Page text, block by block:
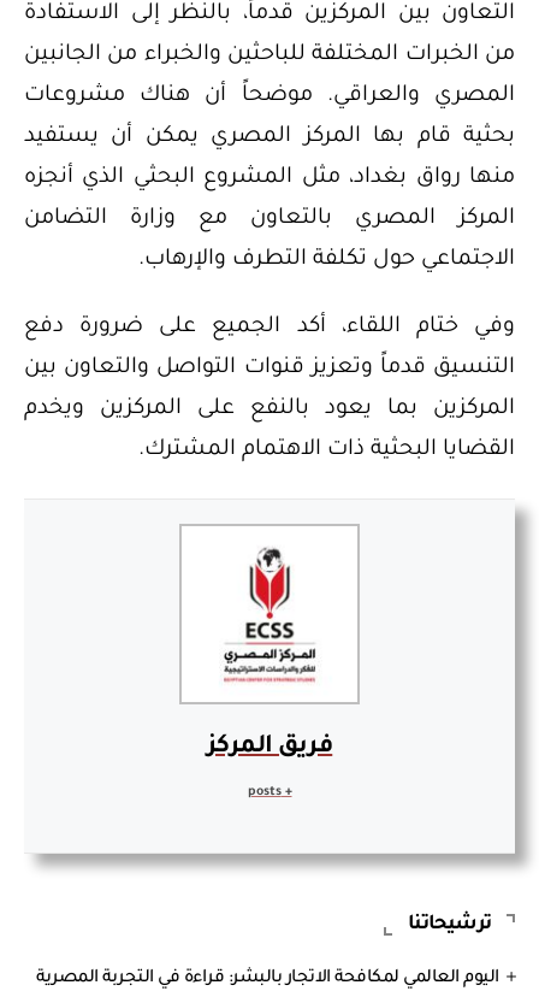
التعاون بين المركزين قدماً، بالنظر إلى الاستفادة
من الخبرات المختلفة للباحثين والخبراء من الجانبين
المصري والعراقي. موضحاً أن هناك مشروعات
بحثية قام بها المركز المصري يمكن أن يستفيد
منها رواق بغداد، مثل المشروع البحثي الذي أنجزه
المركز المصري بالتعاون مع وزارة التضامن
الاجتماعي حول تكلفة التطرف والإرهاب.
وفي ختام اللقاء، أكد الجميع على ضرورة دفع
التنسيق قدماً وتعزيز قنوات التواصل والتعاون بين
المركزين بما يعود بالنفع على المركزين ويخدم
القضايا البحثية ذات الاهتمام المشترك.
فريق المركز
ترشيحاتنا
اليوم العالمي لمكافحة الاتجار بالبشر: قراءة في التجربة المصرية